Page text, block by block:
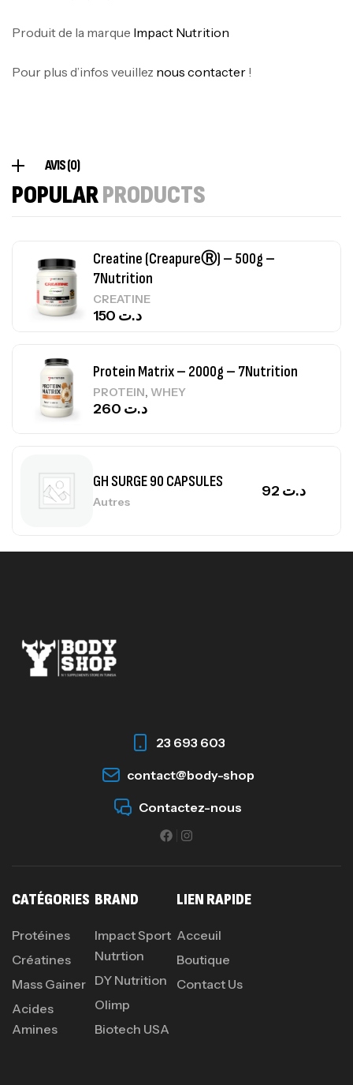
Produit de la marque Impact Nutrition
Pour plus d’infos veuillez nous contacter !
AVIS (0)
POPULARPRODUCTS
100% Pure Whey – 2,27kg – BIOTECHUSA
Autres
د.ت
Creatine (CreapureⓇ) – 500g –
7Nutrition
CREATINE
د.ت
Protein Matrix – 2000g – 7Nutrition
PROTEIN,WHEY
د.ت
GH SURGE 90 CAPSULES
Autres
د.ت
100% Pure Whey – 2,27kg – BIOTECHUSA
Omega 3 – 100 Gélules – Scitec Nutrition
Autres
د.ت
7Nutrition
د.ت150
Protein Matrix – 2000g – 7Nutrition
PROTEIN
د.ت
23 693 603
contact@body-shop
Contactez-nous
CATÉGORIES
Protéines
Créatines
Mass Gainer
Acides
Amines
BRAND
Impact Sport
Nutrtion
DY Nutrition
Olimp
Biotech USA
LIEN RAPIDE
Acceuil
Boutique
Contact Us